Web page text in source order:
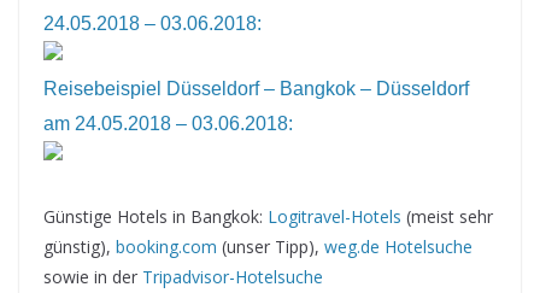
24.05.2018 – 03.06.2018:
Reisebeispiel Düsseldorf – Bangkok – Düsseldorf
am 24.05.2018 – 03.06.2018:
Günstige Hotels in Bangkok: Logitravel-Hotels (meist sehr
günstig), booking.com (unser Tipp), weg.de Hotelsuche
sowie in der Tripadvisor-Hotelsuche